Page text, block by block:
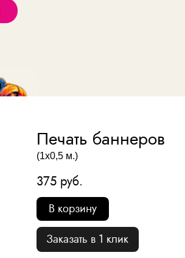
Печать баннеров
(1х0,5 м.)
375 руб.
В корзину
Заказать в 1 клик